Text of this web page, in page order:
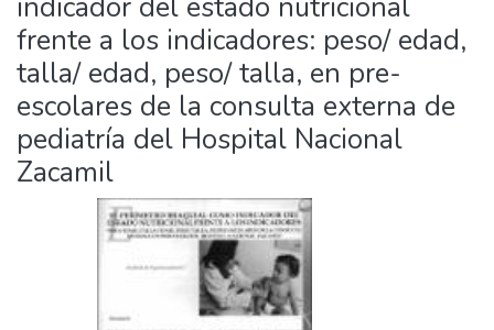
frente a los indicadores: peso/ edad,
talla/ edad, peso/ talla, en pre-
escolares de la consulta externa de
pediatría del Hospital Nacional
Zacamil